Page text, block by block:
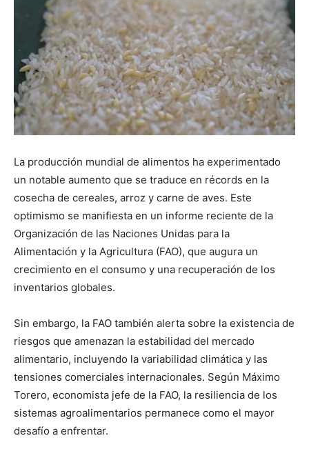
La producción mundial de alimentos ha experimentado
un notable aumento que se traduce en récords en la
cosecha de cereales, arroz y carne de aves. Este
optimismo se manifiesta en un informe reciente de la
Organización de las Naciones Unidas para la
Alimentación y la Agricultura (FAO), que augura un
crecimiento en el consumo y una recuperación de los
inventarios globales.
Sin embargo, la FAO también alerta sobre la existencia de
riesgos que amenazan la estabilidad del mercado
alimentario, incluyendo la variabilidad climática y las
tensiones comerciales internacionales. Según Máximo
Torero, economista jefe de la FAO, la resiliencia de los
sistemas agroalimentarios permanece como el mayor
desafío a enfrentar.